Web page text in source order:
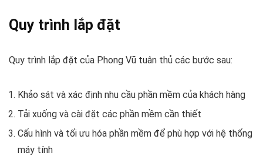
Quy trình lắp đặt
Quy trình lắp đặt của Phong Vũ tuân thủ các bước sau:
Khảo sát và xác định nhu cầu phần mềm của khách hàng
Tải xuống và cài đặt các phần mềm cần thiết
Cấu hình và tối ưu hóa phần mềm để phù hợp với hệ thống
máy tính